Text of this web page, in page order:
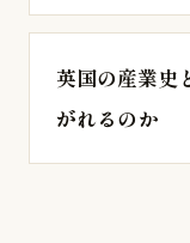
英国の産業史
がれるのか